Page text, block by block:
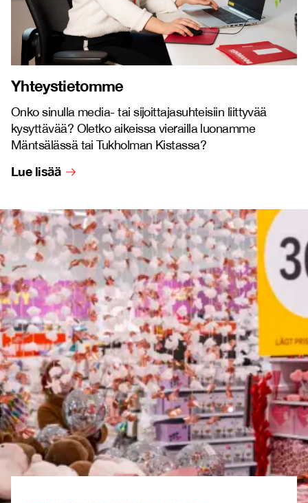
Yhteystietomme
Onko sinulla media- tai sijoittajasuhteisiin liittyvää
kysyttävää? Oletko aikeissa vierailla luonamme
Mäntsälässä tai Tukholman Kistassa?
Lue lisää